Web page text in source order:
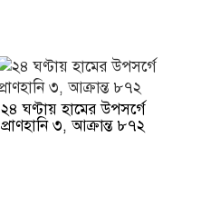
২৪ ঘণ্টায় হামের উপসর্গে
প্রাণহানি ৩, আক্রান্ত ৮৭২